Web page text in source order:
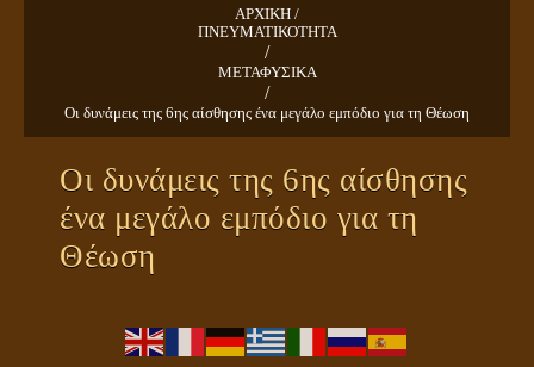
ΚΛΕΙΔΙΑ
ΑΡΧΙΚΗ /
ΠΝΕΥΜΑΤΙΚΟΤΗΤΑ
/
ΜΕΤΑΦΥΣΙΚΑ
/
Οι δυνάμεις της 6ης αίσθησης ένα μεγάλο εμπόδιο για τη Θέωση
Οι δυνάμεις της 6ης αίσθησης
ένα μεγάλο εμπόδιο για τη
Θέωση